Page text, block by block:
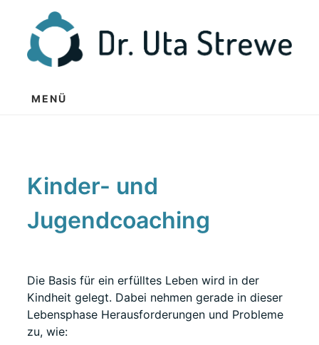
springen
MENÜ
Kinder- und
Jugendcoaching
Die Basis für ein erfülltes Leben wird in der
Kindheit gelegt. Dabei nehmen gerade in dieser
Lebensphase Herausforderungen und Probleme
zu, wie: